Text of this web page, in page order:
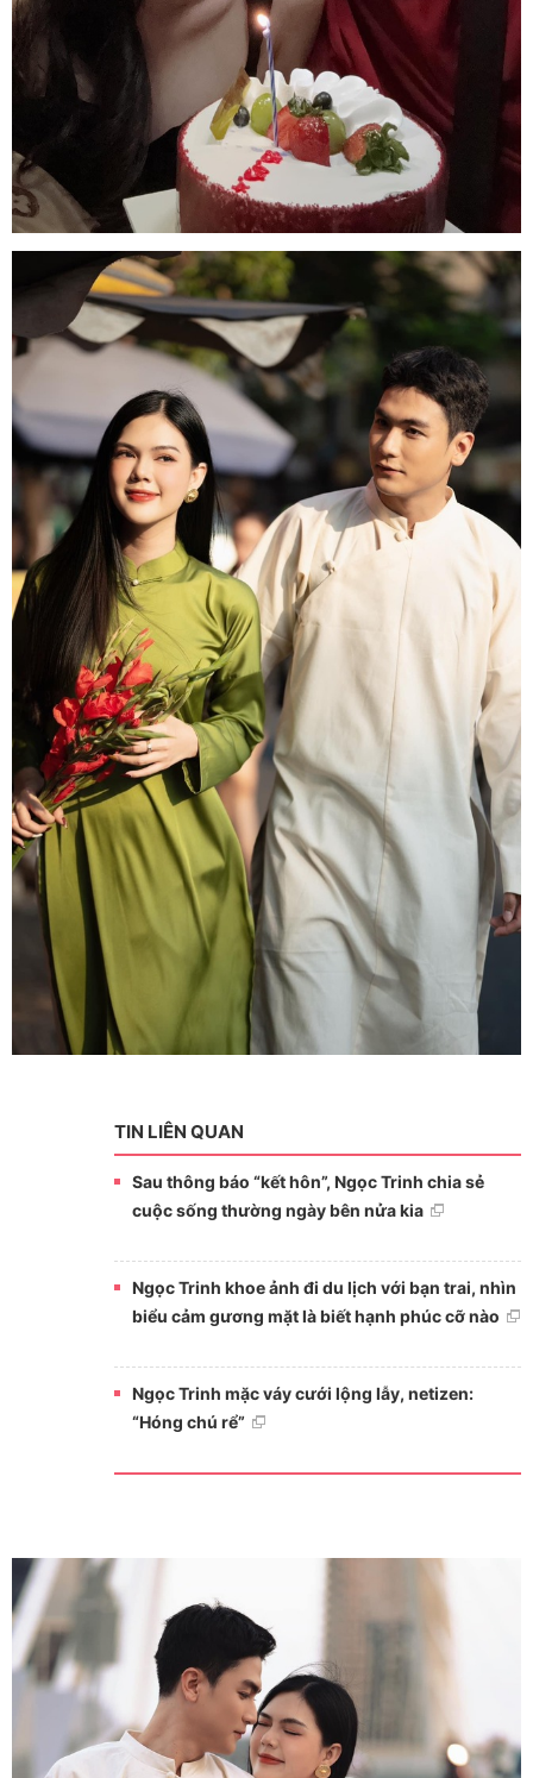
TIN LIÊN QUAN
Sau thông báo “kết hôn”, Ngọc Trinh chia sẻ
cuộc sống thường ngày bên nửa kia
Ngọc Trinh khoe ảnh đi du lịch với bạn trai, nhìn
biểu cảm gương mặt là biết hạnh phúc cỡ nào
Ngọc Trinh mặc váy cưới lộng lẫy, netizen:
“Hóng chú rể”